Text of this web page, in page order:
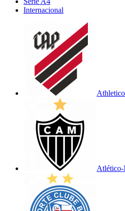
Internacional
Athletico